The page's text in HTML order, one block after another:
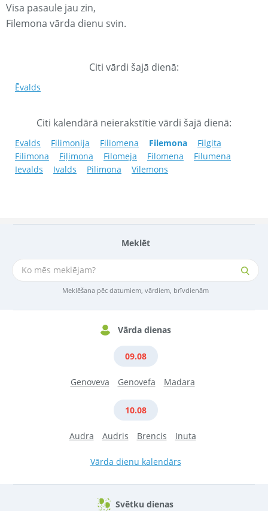
Meklēt
Meklēšana pēc datumiem, vārdiem, brīvdienām
Vārda dienas
09.08
Genoveva Genovefa Madara
10.08
Audra Audris Brencis Inuta
Vārda dienu kalendārs
Svētku dienas
Visa pasaule jau zin,
Filemona vārda dienu svin.
Citi vārdi šajā dienā:
Ēvalds
Citi kalendārā neierakstītie vārdi šajā dienā:
Evalds Filimonija Filiomena Filemona
Filgita
Filimona
Fiļimona Filomeja Filomena
Filumena
Ievalds
Ivalds Pilimona Vilemons